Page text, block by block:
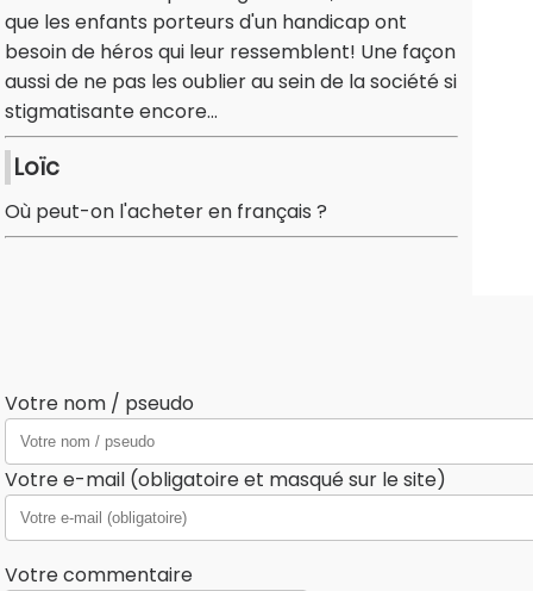
que les enfants porteurs d'un handicap ont
besoin de héros qui leur ressemblent! Une façon
aussi de ne pas les oublier au sein de la société si
stigmatisante encore...
Loïc
Où peut-on l'acheter en français ?
Votre nom / pseudo
Votre e-mail (obligatoire et masqué sur le site)
Votre commentaire